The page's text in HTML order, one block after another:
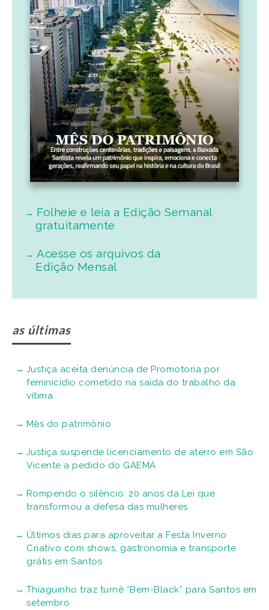
Folheie e leia a Edição Semanal
gratuitamente
Acesse os arquivos da
Edição Mensal
as últimas
Justiça aceita denúncia de Promotoria por
feminicídio cometido na saída do trabalho da
vítima
Mês do patrimônio
Justiça suspende licenciamento de aterro em São
Vicente a pedido do GAEMA
Rompendo o silêncio: 20 anos da Lei que
transformou a defesa das mulheres
Últimos dias para aproveitar a Festa Inverno
Criativo com shows, gastronomia e transporte
grátis em Santos
Thiaguinho traz turnê “Bem-Black” para Santos em
setembro